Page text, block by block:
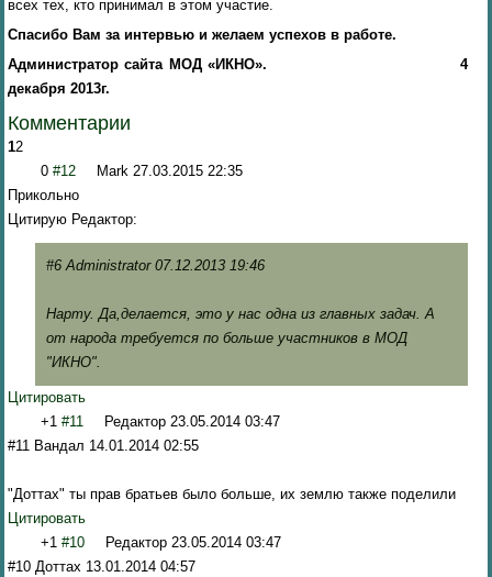
всех тех, кто принимал в этом участие.
Спасибо Вам за интервью и желаем успехов в работе.
Администратор сайта МОД «ИКНО». 4
декабря 2013г.
Комментарии
12
0 #12 Mark 27.03.2015 22:35
Прикольно
Цитирую Редактор:
#6 Administrator 07.12.2013 19:46
Нарту. Да,делается, это у нас одна из главных задач. А
от народа требуется по больше участников в МОД
"ИКНО".
Цитировать
+1 #11 Редактор 23.05.2014 03:47
#11 Вандал 14.01.2014 02:55
"Доттах" ты прав братьев было больше, их землю также поделили
Цитировать
+1 #10 Редактор 23.05.2014 03:47
#10 Доттах 13.01.2014 04:57